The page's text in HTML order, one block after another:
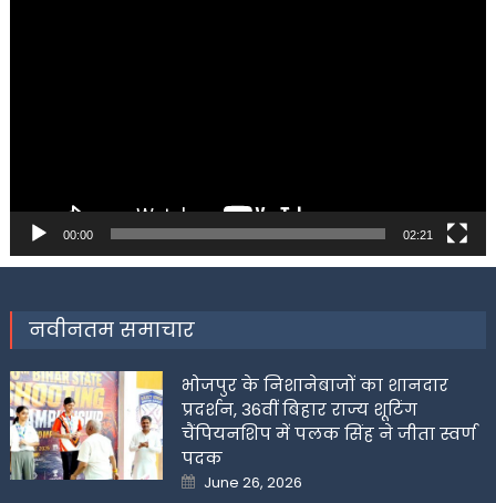
00:00 02:21
नवीनतम समाचार
भोजपुर के निशानेबाजों का शानदार
प्रदर्शन, 36वीं बिहार राज्य शूटिंग
चैंपियनशिप में पलक सिंह ने जीता स्वर्ण
पदक
Posted
on
June 26, 2026